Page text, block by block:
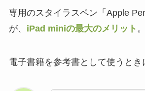
専用のスタイラスペン「Apple
が、 iPad miniの最大のメリット 。
電子書籍を参考書として使うとき